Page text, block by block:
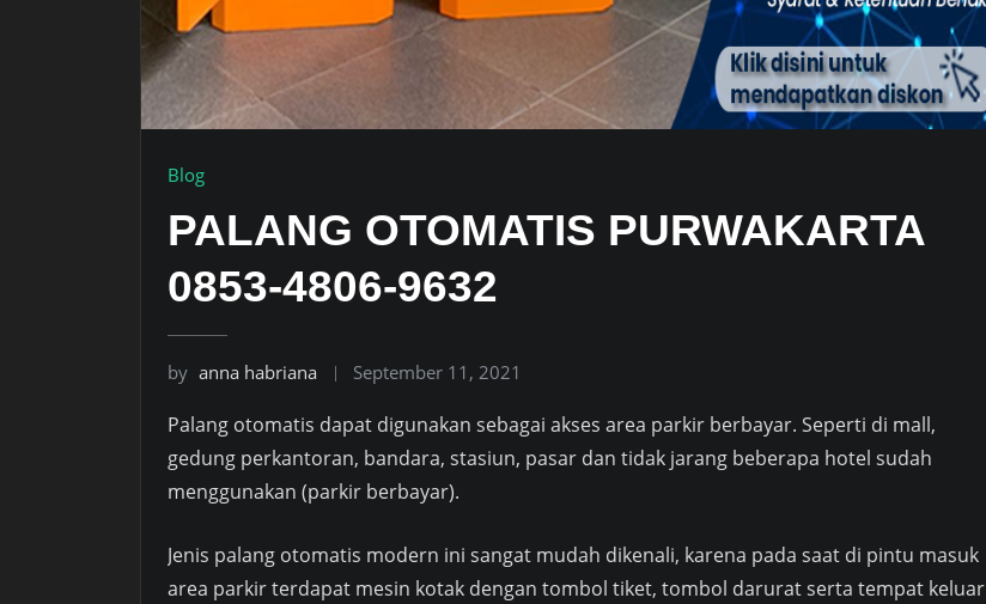
Blog
PALANG OTOMATIS PURWAKARTA
0853-4806-9632
by anna habriana September 11, 2021
Palang otomatis dapat digunakan sebagai akses area parkir berbayar. Seperti di mall,
gedung perkantoran, bandara, stasiun, pasar dan tidak jarang beberapa hotel sudah
menggunakan (parkir berbayar).
Jenis palang otomatis modern ini sangat mudah dikenali, karena pada saat di pintu masuk
area parkir terdapat mesin kotak dengan tombol tiket, tombol darurat serta tempat keluar